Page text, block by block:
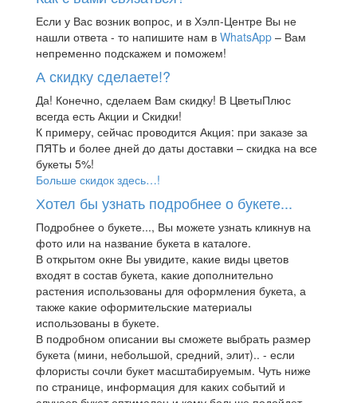
Если у Вас возник вопрос, и в Хэлп-Центре Вы не
нашли ответа - то напишите нам в WhatsApp – Вам
непременно подскажем и поможем!
А скидку сделаете!?
Да! Конечно, сделаем Вам скидку! В ЦветыПлюс
всегда есть Акции и Скидки!
К примеру, сейчас проводится Акция: при заказе за
ПЯТЬ и более дней до даты доставки – скидка на все
букеты 5%!
Больше скидок здесь…!
Хотел бы узнать подробнее о букете...
Подробнее о букете..., Вы можете узнать кликнув на
фото или на название букета в каталоге.
В открытом окне Вы увидите, какие виды цветов
входят в состав букета, какие дополнительно
растения использованы для оформления букета, а
также какие оформительские материалы
использованы в букете.
В подробном описании вы сможете выбрать размер
букета (мини, небольшой, средний, элит).. - если
флористы сочли букет масштабируемым. Чуть ниже
по странице, информация для каких событий и